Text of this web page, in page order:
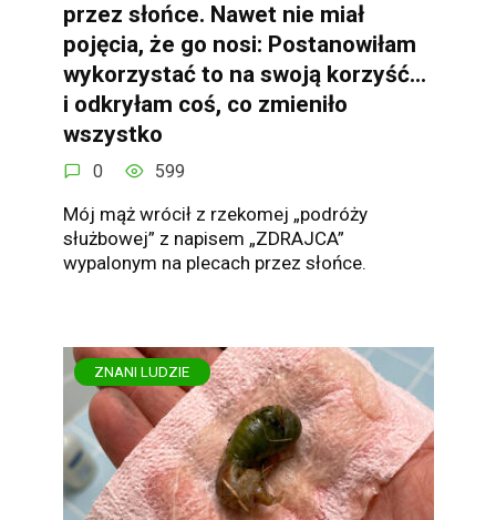
przez słońce. Nawet nie miał
pojęcia, że go nosi: Postanowiłam
wykorzystać to na swoją korzyść…
i odkryłam coś, co zmieniło
wszystko
0 599
Mój mąż wrócił z rzekomej „podróży
służbowej” z napisem „ZDRAJCA”
wypalonym na plecach przez słońce.
ZNANI LUDZIE